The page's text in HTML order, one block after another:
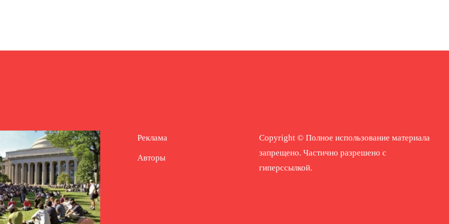
Реклама
Авторы
Copyright © Полное использование материала
запрещено. Частично разрешено с
гиперссылкой.